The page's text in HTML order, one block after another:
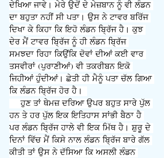
ਦੇਖਿਆ ਜਾਵੇ। ਮੇਰੇ ਉਦੋਂ ਦੇ ਮੇਜ਼ਬਾਨ ਨੂੰ ਵੀ ਲੰਡਨ
ਦਾ ਬਹੁਤਾ ਨਹੀਂ ਸੀ ਪਤਾ। ਉਸ ਨੇ ਟਾਵਰ ਬਰਿੱਜ
ਦਿਖਾ ਕੇ ਕਿਹਾ ਕਿ ਇਹੋ ਲੰਡਨ ਬ੍ਰਿੱਜ ਹੈ। ਕੁਝ
ਦੇਰ ਮੈਂ ਟਾਵਰ ਬ੍ਰਿੱਜ ਨੂੰ ਹੀ ਲੰਡਨ ਬ੍ਰਿੱਜ
ਸਮਝਦਾ ਰਿਹਾ ਕਿਉਂਕਿ ਦੋਵਾਂ ਦੀਆਂ ਕਈ ਵਾਰ
ਤਸਵੀਰਾਂ (ਪੁਰਾਣੀਆਂ) ਵੀ ਤਕਰੀਬਨ ਇਕੋ
ਜਿਹੀਆਂ ਹੁੰਦੀਆਂ। ਛੇਤੀ ਹੀ ਮੈਨੂੰ ਪਤਾ ਚੱਲ ਗਿਆ
ਕਿ ਲੰਡਨ ਬ੍ਰਿੱਜ ਹੋਰ ਹੈ।
ਹੁਣ ਤਾਂ ਥੇਮਜ਼ ਦਰਿਆ ਉਪਰ ਬਹੁਤ ਸਾਰੇ ਪੁੱਲ
ਹਨ ਤੇ ਹਰ ਪੁੱਲ ਇਕ ਇਤਿਹਾਸ ਸਾਂਭੀ ਬੈਠਾ ਹੈ
ਪਰ ਲੰਡਨ ਬ੍ਰਿੱਜ ਹਾਲੇ ਵੀ ਇਕ ਮਿੱਥ ਹੈ। ਸ਼ੁਰੂ ਦੇ
ਦਿਨਾਂ ਵਿੱਚ ਮੈਂ ਕਿਸੇ ਨਾਲ ਲੰਡਨ ਬ੍ਰਿੱਜ ਬਾਰੇ ਗੱਲ
ਕੀਤੀ ਤਾਂ ਉਸ ਨੇ ਦੱਸਿਆ ਕਿ ਅਸਲੀ ਲੰਡਨ